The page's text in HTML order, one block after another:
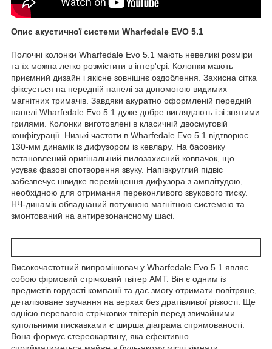
Опис акустичної системи Wharfedale EVO 5.1
Полочні колонки Wharfedale Evo 5.1 мають невеликі розміри
та їх можна легко розмістити в інтер'єрі. Колонки мають
приємний дизайн і якісне зовнішнє оздоблення. Захисна сітка
фіксується на передній панелі за допомогою видимих
магнітних тримачів. Завдяки акуратно оформленій передній
панелі Wharfedale Evo 5.1 дуже добре виглядають і зі знятими
грилями. Колонки виготовлені в класичній двосмуговій
конфігурації. Низькі частоти в Wharfedale Evo 5.1 відтворює
130-мм динамік із дифузором із кевлару. На басовику
встановлений оригінальний пилозахисний ковпачок, що
усуває фазові спотворення звуку. Напівкруглий підвіс
забезпечує швидке переміщення дифузора з амплітудою,
необхідною для отримання переконливого звукового тиску.
НЧ-динамік обладнаний потужною магнітною системою та
змонтований на антирезонансному шасі.
Високочастотний випромінювач у Wharfedale Evo 5.1 являє
собою фірмовий стрічковий твітер AMT. Він є одним із
предметів гордості компанії та дає змогу отримати повітряне,
деталізоване звучання на верхах без дратівливої різкості. Ще
однією перевагою стрічкових твітерів перед звичайними
купольними пискавками є ширша діаграма спрямованості.
Вона формує стереокартину, яка ефективно